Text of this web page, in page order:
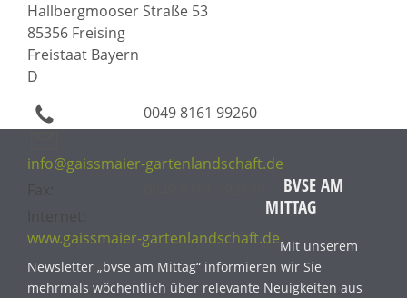
Hallbergmooser Straße 53
85356 Freising
Freistaat Bayern
D
0049 8161 99260
info@gaissmaier-gartenlandschaft.de
www.gaissmaier-gartenlandschaft.de
BVSE AM
MITTAG
Mit unserem
Newsletter „bvse am Mittag“ informieren wir Sie
mehrmals wöchentlich über relevante Neuigkeiten aus